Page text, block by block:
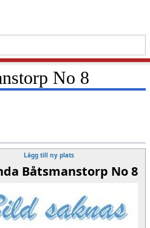
No 8
Lägg till ny plats
Båtsmanstorp No 8